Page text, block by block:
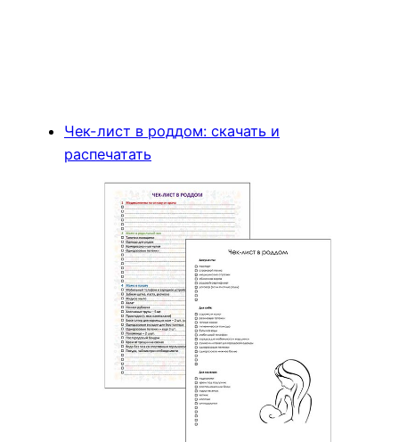
Чек-лист в роддом: скачать и
распечатать